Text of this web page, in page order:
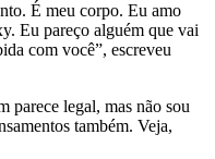
É meu corpo. Eu amo
Eu pareço alguém que vai
com você”, escreveu
parece legal, mas não sou
também. Veja,